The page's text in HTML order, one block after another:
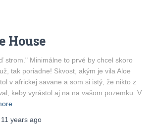
House
strom." Minimálne to prvé by chcel skoro
tak poriadne! Skvost, akým je vila Aloe
v africkej savane a som si istý, že nikto z
keby vyrástol aj na na vašom pozemku. V
11 years ago